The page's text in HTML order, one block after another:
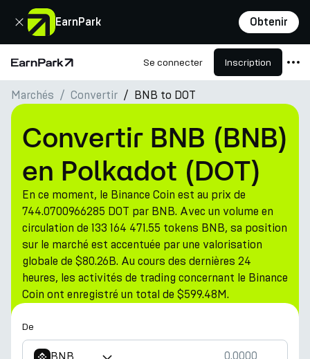
EarnPark Obtenir
Fermer
Page d'accueil Se connecter Inscription
Produits
Marchés
Calculatrices
PARK Token
Ressources
Entreprise
Marchés Convertir BNB to DOT
Convertir BNB (BNB)
en Polkadot (DOT)
En ce moment, le Binance Coin est au prix de
744.0700966285 DOT par BNB. Avec un volume en
circulation de 133 164 471.55 tokens BNB, sa position
sur le marché est accentuée par une valorisation
globale de $80.26B. Au cours des dernières 24
heures, les activités de trading concernant le Binance
Coin ont enregistré un total de $599.48M.
De